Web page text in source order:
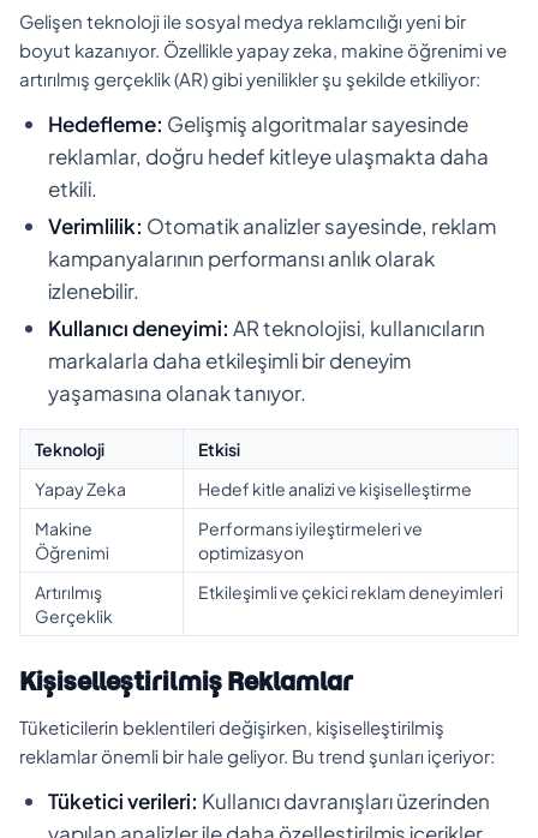
Gelişen teknoloji ile sosyal medya reklamcılığı yeni bir
boyut kazanıyor. Özellikle yapay zeka, makine öğrenimi ve
artırılmış gerçeklik (AR) gibi yenilikler şu şekilde etkiliyor:
Hedefleme: Gelişmiş algoritmalar sayesinde
reklamlar, doğru hedef kitleye ulaşmakta daha
etkili.
Verimlilik: Otomatik analizler sayesinde, reklam
kampanyalarının performansı anlık olarak
izlenebilir.
Kullanıcı deneyimi: AR teknolojisi, kullanıcıların
markalarla daha etkileşimli bir deneyim
yaşamasına olanak tanıyor.
Teknoloji
Etkisi
Yapay Zeka
Hedef kitle analizi ve kişiselleştirme
Makine
Öğrenimi
Performans iyileştirmeleri ve
optimizasyon
Artırılmış
Gerçeklik
Etkileşimli ve çekici reklam deneyimleri
Kişiselleştirilmiş Reklamlar
Tüketicilerin beklentileri değişirken, kişiselleştirilmiş
reklamlar önemli bir hale geliyor. Bu trend şunları içeriyor:
Tüketici verileri: Kullanıcı davranışları üzerinden